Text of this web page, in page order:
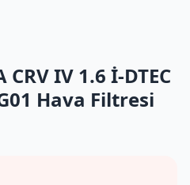
IV 1.6 İ-DTEC
Hava Filtresi